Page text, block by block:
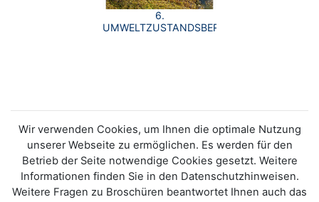
6.
UMWELTZUSTANDSBERICHT
Wir verwenden Cookies, um Ihnen die optimale Nutzung
unserer Webseite zu ermöglichen. Es werden für den
Betrieb der Seite notwendige Cookies gesetzt. Weitere
Informationen finden Sie in den Datenschutzhinweisen.
Weitere Fragen zu Broschüren beantwortet Ihnen auch das